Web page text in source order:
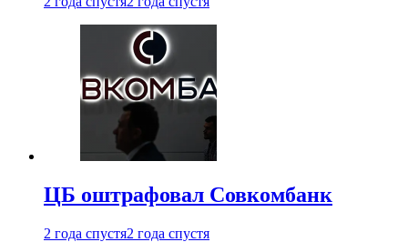
ЦБ оштрафовал Совкомбанк
2 года спустя2 года спустя